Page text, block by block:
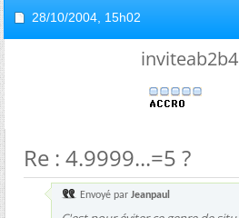
28/10/2004, 15h02
Re : 4.9999...=5 ?
Envoyé par Jeanpaul